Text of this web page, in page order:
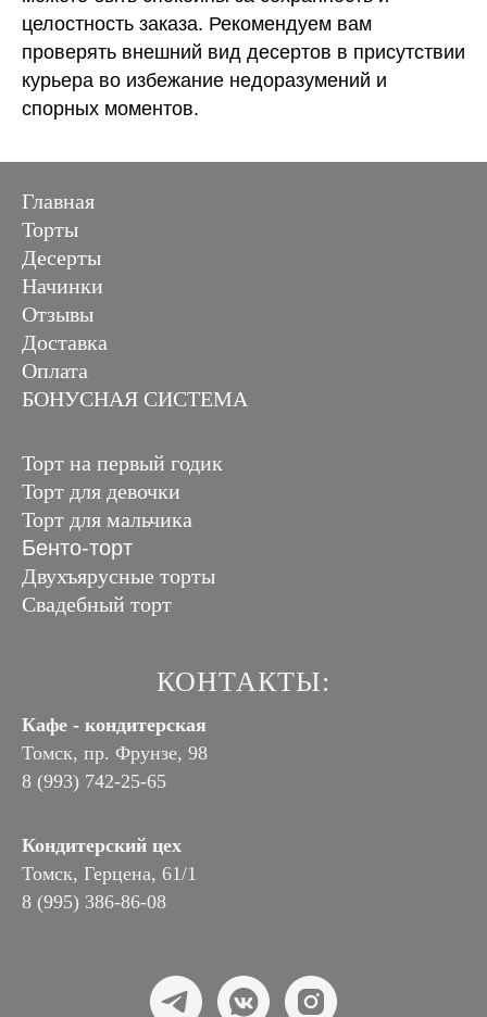
целостность заказа. Рекомендуем вам
проверять внешний вид десертов в присутствии
курьера во избежание недоразумений и
спорных моментов.
Главная
Торты
Десерты
Начинки
Отзывы
Доставка
Оплата
БОНУСНАЯ СИСТЕМА
Торт на первый годик
Торт для девочки
Торт для мальчика
Бенто-торт
Двухъярусные торты
Свадебный торт
КОНТАКТЫ:
Кафе - кондитерская
Томск, пр. Фрунзе, 98
8 (993) 742-25-65
Кондитерский цех
Томск, Герцена, 61/1
8 (995) 386-86-08